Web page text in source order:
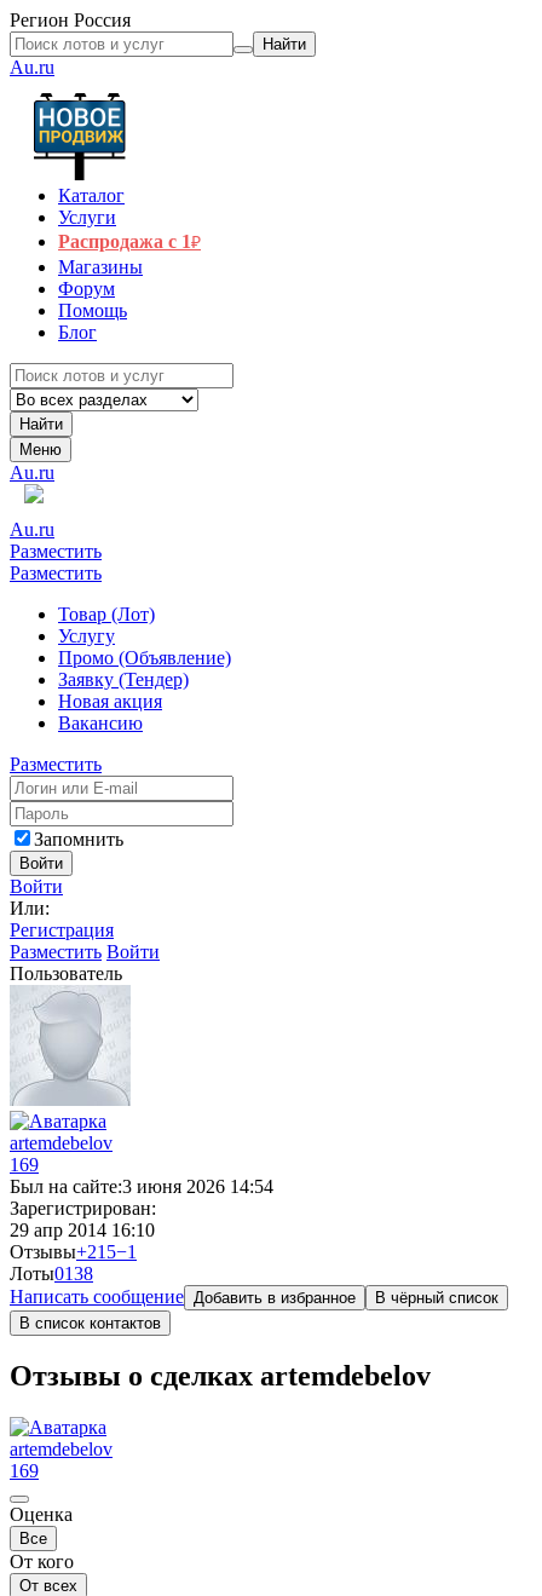
Регион Россия
Найти
Au.ru
Каталог
Услуги
Распродажа с 1₽
Магазины
Форум
Помощь
Блог
Найти
Меню
Au.ru
Au.ru
Разместить
Разместить
Товар (Лот)
Услугу
Промо (Объявление)
Заявку (Тендер)
Новая акция
Вакансию
Разместить
Запомнить
Войти
Войти
Или:
Регистрация
Разместить Войти
Пользователь
artemdebelov
169
Был на сайте:3 июня 2026 14:54
Зарегистрирован:
29 апр 2014 16:10
Отзывы+215−1
Лоты0138
Написать сообщение Добавить в избранное
В чёрный список
В список контактов
Отзывы о сделках artemdebelov
artemdebelov
169
Оценка
Все
От кого
От всех